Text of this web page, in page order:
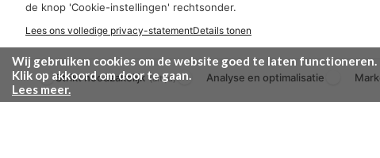
NIVEA SUN
VISION SUN
Ambre Solaire
Zwitsal SUN
Biodermal SUN
Wij gebruiken cookies om de website goed te laten functioneren.
Klik op akkoord om door te gaan.
Lees meer.
de knop 'Cookie-instellingen' rechtsonder.
Lees ons volledige privacy-statementDetails tonen
Strikt noodzakelijk (altijd) Analyse en optimalisatie